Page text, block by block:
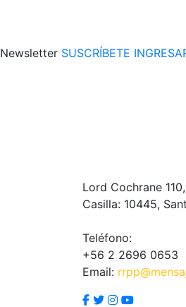
Newsletter SUSCRÍBETE
Lord Cochrane
Casilla: 10445,
Teléfono:
+56 2 2696 0653
Email: